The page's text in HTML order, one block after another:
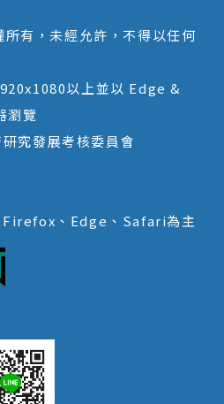
有，未經允許，不得以任何
以上並以 Edge &
瀏覽
究發展考核委員會
、Edge、Safari為主